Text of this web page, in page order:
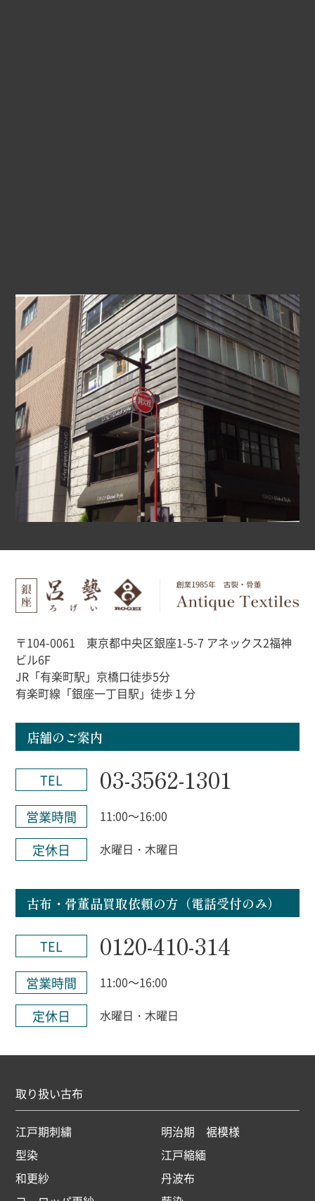
〒104-0061 東京都中央区銀座1-5-7 アネックス2福神
ビル6F
JR「有楽町駅」京橋口徒歩5分
有楽町線「銀座一丁目駅」徒歩１分
店舗のご案内
TEL 03-3562-1301
営業時間 11:00～16:00
定休日 水曜日・木曜日
古布・骨董品買取依頼の方（電話受付のみ）
TEL 0120-410-314
営業時間 11:00～16:00
定休日 水曜日・木曜日
取り扱い古布
江戸期刺繍
明治期 裾模様
型染
江戸縮緬
和更紗
丹波布